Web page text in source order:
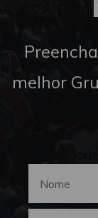
melhor